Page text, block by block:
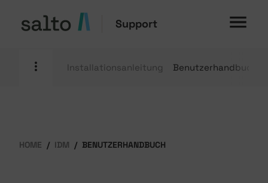
Support
Installationsanleitung Benutzerhandbuch
HOME IDM BENUTZERHANDBUCH